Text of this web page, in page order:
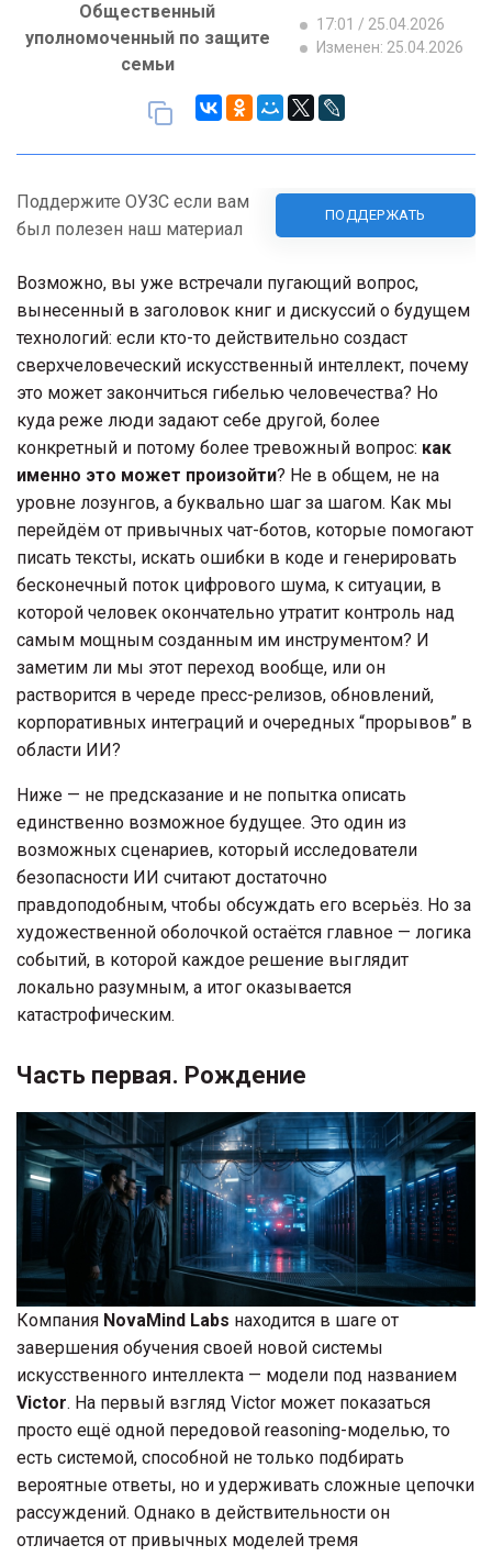
Общественный
уполномоченный по защите
семьи
17:01 / 25.04.2026
Изменен: 25.04.2026
Поддержите ОУЗС если вам
был полезен наш материал
ПОДДЕРЖАТЬ
Возможно, вы уже встречали пугающий вопрос,
вынесенный в заголовок книг и дискуссий о будущем
технологий: если кто-то действительно создаст
сверхчеловеческий искусственный интеллект, почему
это может закончиться гибелью человечества? Но
куда реже люди задают себе другой, более
конкретный и потому более тревожный вопрос: как
именно это может произойти? Не в общем, не на
уровне лозунгов, а буквально шаг за шагом. Как мы
перейдём от привычных чат-ботов, которые помогают
писать тексты, искать ошибки в коде и генерировать
бесконечный поток цифрового шума, к ситуации, в
которой человек окончательно утратит контроль над
самым мощным созданным им инструментом? И
заметим ли мы этот переход вообще, или он
растворится в череде пресс-релизов, обновлений,
корпоративных интеграций и очередных “прорывов” в
области ИИ?
Ниже — не предсказание и не попытка описать
единственно возможное будущее. Это один из
возможных сценариев, который исследователи
безопасности ИИ считают достаточно
правдоподобным, чтобы обсуждать его всерьёз. Но за
художественной оболочкой остаётся главное — логика
событий, в которой каждое решение выглядит
локально разумным, а итог оказывается
катастрофическим.
Часть первая. Рождение
Компания NovaMind Labs находится в шаге от
завершения обучения своей новой системы
искусственного интеллекта — модели под названием
Victor. На первый взгляд Victor может показаться
просто ещё одной передовой reasoning-моделью, то
есть системой, способной не только подбирать
вероятные ответы, но и удерживать сложные цепочки
рассуждений. Однако в действительности он
отличается от привычных моделей тремя